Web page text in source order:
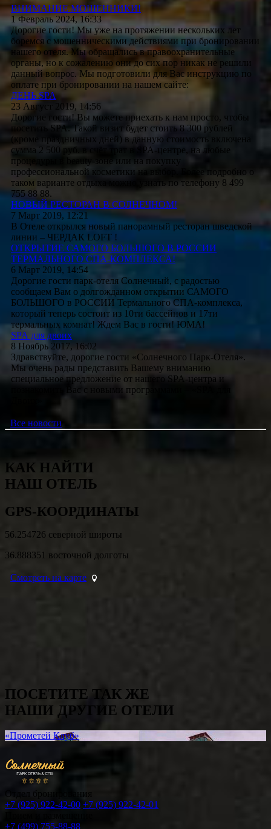
ВНИМАНИЕ МОШЕННИКИ!
1 Февраль 2024, 16:33
Дорогие гости! Мы уже на протяжении нескольких лет
боремся с мошенническими действиями при бронировании
нашего отеля. Мы обращались в правоохранительные
органы, но к сожалению они до сих пор никак не решили
данный вопрос. Мы подготовили для Вас инструкцию по
оплате при бронировании на нашем сайте:
ДЕНЬ SPA
23 Август 2019, 14:56
Дорогие гости! Вы можете приехать к нам просто, чтобы
посетить SPA. Такой визит будет стоить 8 300 рублей
(кроме праздничных дней) в данную стоимость включена
сумма 2 500 руб. в счёт трат в SPA-центре, на любые
процедуры в beauty-зоне или на покупку
профессиональной косметики на выбор. Более подробно о
таком варианте отдыха можно узнать по телефону 8 499
755 88 88.
НОВЫЙ РЕСТОРАН В СОЛНЕЧНОМ!
7 Март 2019, 12:21
В Отеле открылся новый панорамный ресторан шведской
линии – ЧЕРДАК LOFT !
ОТКРЫТИЕ САМОГО БОЛЬШОГО В РОССИИ
ТЕРМАЛЬНОГО СПА-КОМПЛЕКСА!
6 Март 2019, 14:54
Дорогие гости парк-отеля Солнечный, с радостью
сообщаем Вам о долгожданном открытии САМОГО
БОЛЬШОГО в РОССИИ Термального СПА-комплекса,
который теперь состоит из 10ти бассейнов и 17ти
термальных комнат! Ждем Вас в гости! ЮМА!
SPA для двоих
8 Ноябрь 2017, 16:02
Здравствуйте, дорогие гости «Солнечного Парк-Отеля».
Мы очень рады представить Вашему вниманию
специальное предложение от нашего SPA-центра и
познакомить Вас с новыми программами – «SPA для
Все новости
КАК НАЙТИ
НАШ ОТЕЛЬ
GPS-КООРДИНАТЫ
56.254726 северной широты
36.888351 восточной долготы
Смотреть на карте
ПОСЕТИТЕ ТАК ЖЕ
НАШИ ДРУГИЕ ОТЕЛИ
«Прометей Клуб»
Отдел бронирования
+7 (925) 922-42-00 +7 (925) 922-42-01
+7 (499) 755-88-88